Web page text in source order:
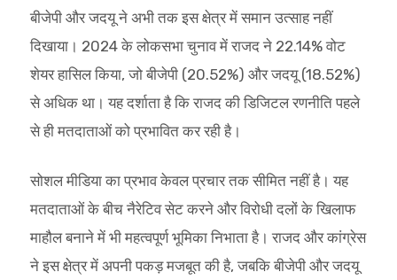
बीजेपी और जदयू ने अभी तक इस क्षेत्र में समान उत्साह नहीं
दिखाया। 2024 के लोकसभा चुनाव में राजद ने 22.14% वोट
शेयर हासिल किया, जो बीजेपी (20.52%) और जदयू (18.52%)
से अधिक था। यह दर्शाता है कि राजद की डिजिटल रणनीति पहले
से ही मतदाताओं को प्रभावित कर रही है।
सोशल मीडिया का प्रभाव केवल प्रचार तक सीमित नहीं है। यह
मतदाताओं के बीच नैरेटिव सेट करने और विरोधी दलों के खिलाफ
माहौल बनाने में भी महत्वपूर्ण भूमिका निभाता है। राजद और कांग्रेस
ने इस क्षेत्र में अपनी पकड़ मजबूत की है, जबकि बीजेपी और जदयू